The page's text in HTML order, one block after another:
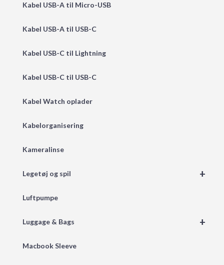
Kabel USB-A til Micro-USB
Kabel USB-A til USB-C
Kabel USB-C til Lightning
Kabel USB-C til USB-C
Kabel Watch oplader
Kabelorganisering
Kameralinse
+
Legetøj og spil
Luftpumpe
+
Luggage & Bags
Macbook Sleeve